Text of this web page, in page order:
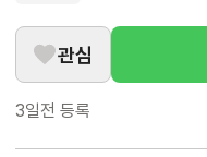
관심
3일전 등록